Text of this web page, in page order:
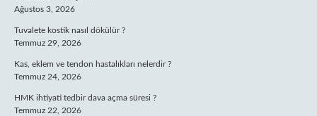
Ağustos 3, 2026
Tuvalete kostik nasıl dökülür ?
Temmuz 29, 2026
Kas, eklem ve tendon hastalıkları nelerdir ?
Temmuz 24, 2026
HMK ihtiyati tedbir dava açma süresi ?
Temmuz 22, 2026